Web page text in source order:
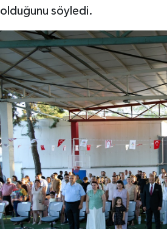
olduğunu söyledi.